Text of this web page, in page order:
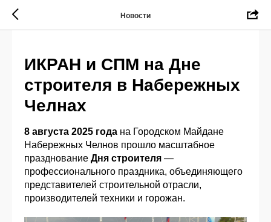
Новости
ИКРАН и СПМ на Дне
строителя в Набережных
Челнах
8 августа 2025 года на Городском Майдане
Набережных Челнов прошло масштабное
празднование Дня строителя —
профессионального праздника, объединяющего
представителей строительной отрасли,
производителей техники и горожан.